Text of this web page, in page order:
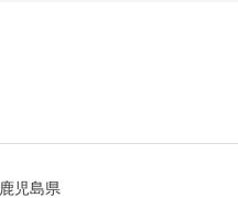
鹿児島県